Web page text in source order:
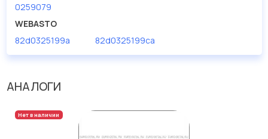
0259079
WEBASTO
82d0325199a
82d0325199ca
АНАЛОГИ
Нет в наличии